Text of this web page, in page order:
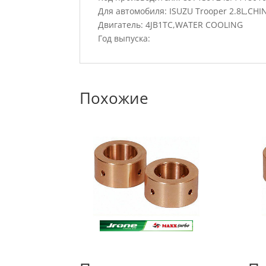
Для автомобиля: ISUZU Trooper
Двигатель: 4JB1TC,WATER COOLING
Год выпуска:
Похожие